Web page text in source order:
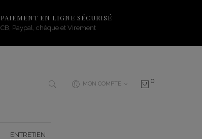
PAIEMENT EN LIGNE SÉCURISÉ
CB, Paypal, chèque et Virement
MON COMPTE 0
ENTRETIEN